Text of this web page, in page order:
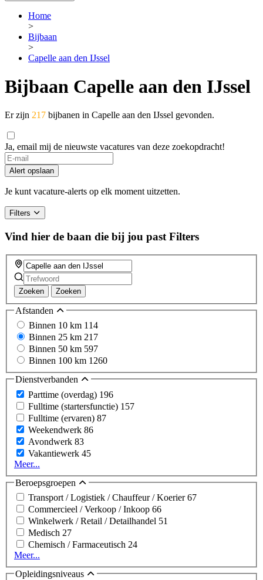
Home
>
Bijbaan
>
Capelle aan den IJssel
Bijbaan Capelle aan den IJssel
Er zijn 217 bijbanen in Capelle aan den IJssel gevonden.
Ja, email mij de nieuwste vacatures van deze zoekopdracht!
Alert opslaan
Je kunt vacature-alerts op elk moment uitzetten.
Filters
Vind hier de baan die bij jou past Filters
Zoeken Zoeken
Afstanden
Binnen 10 km 114
Binnen 25 km 217
Binnen 50 km 597
Binnen 100 km 1260
Dienstverbanden
Parttime (overdag) 196
Fulltime (startersfunctie) 157
Fulltime (ervaren) 87
Weekendwerk 86
Avondwerk 83
Vakantiewerk 45
Meer...
Beroepsgroepen
Transport / Logistiek / Chauffeur / Koerier67
Commercieel / Verkoop / Inkoop 66
Winkelwerk / Retail / Detailhandel 51
Medisch 27
Chemisch / Farmaceutisch 24
Meer...
Opleidingsniveaus